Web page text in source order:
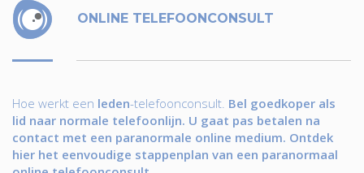
ONLINE TELEFOONCONSULT
Hoe werkt een leden-telefoonconsult. Bel goedkoper als
lid naar normale telefoonlijn. U gaat pas betalen na
contact met een paranormale online medium. Ontdek
hier het eenvoudige stappenplan van een paranormaal